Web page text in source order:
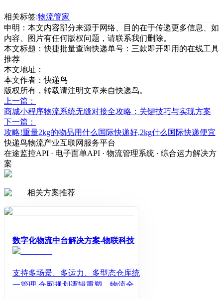
相关标签:物流管家
申明：本文内容部分来源于网络、目的在于传递更多信息、如
内容、图片有任何版权问题，请联系我们删除。
本文标题：快捷批量查询快递单号：三款即开即用的在线工具
推荐
本文地址：
本文作者：快递鸟
版权所有，转载请注明文章来自快递鸟。
上一篇：
商城小程序物流系统无缝对接全攻略：关键技巧与实现方案
下一篇：
攻略!重量2kg的物品用什么国际快递好,2kg什么国际快递便宜
快递鸟物流产业互联网服务平台
在途监控API · 电子面单API · 物流管理系统 · 综合运力解决方
案
相关方案推荐
数字化物流中台解决方案-物联科技
支持多场景、多运力、多型态仓库统
一管理 仓网规划逻辑重塑，物流全链